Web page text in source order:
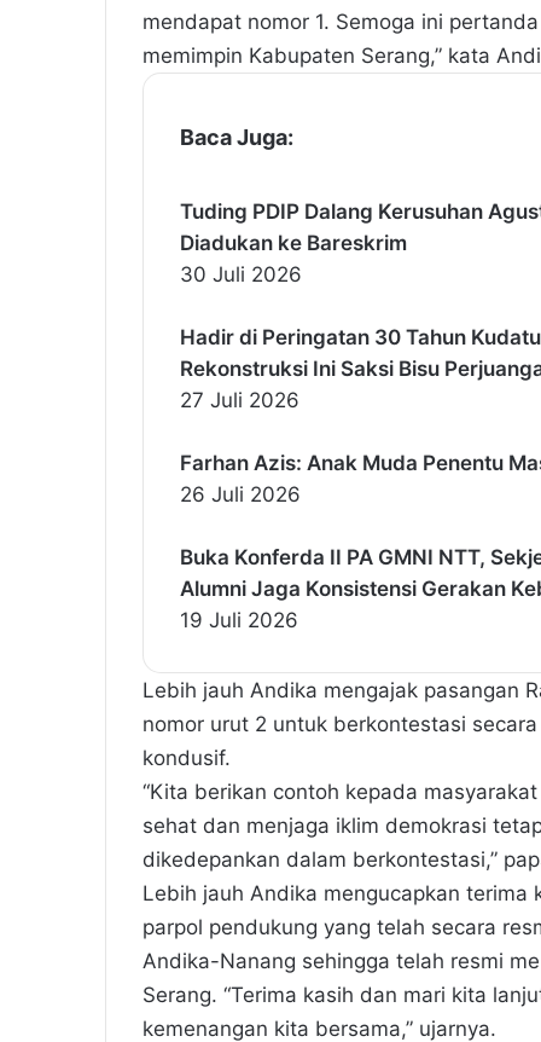
mendapat nomor 1. Semoga ini
memimpin Kabupaten Serang,” kata
Baca Juga:
Tuding PDIP Dalang Kerusuhan
Diadukan ke Bareskrim
30 Juli 2026
Hadir di Peringatan 30 Tahun
Rekonstruksi Ini Saksi Bisu
27 Juli 2026
Farhan Azis: Anak Muda Penentu
26 Juli 2026
Buka Konferda II PA GMNI NTT,
Alumni Jaga Konsistensi Gerakan
19 Juli 2026
Lebih jauh Andika mengajak pasangan
nomor urut 2 untuk berkontestasi
kondusif.
“Kita berikan contoh kepada
sehat dan menjaga iklim demokrasi
dikedepankan dalam berkontestasi,”
Lebih jauh Andika mengucapkan terima
parpol pendukung yang telah secara
Andika-Nanang sehingga telah resmi
Serang. “Terima kasih dan mari kita
kemenangan kita bersama,” ujarnya.